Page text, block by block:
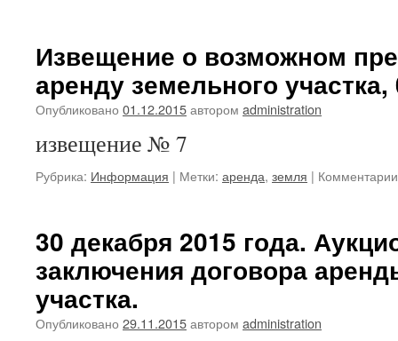
Извещение о возможном
аренду земельного участка,
Опубликовано 01.12.2015автором administration
извещение № 7
Рубрика: Информация | Метки: аренда, земля | Комментарии
30 декабря 2015 года.
заключения договора
участка.
Опубликовано 29.11.2015автором administration